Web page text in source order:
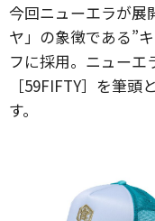
今回ニューエラが展
ヤ」の象徴である”
フに採用。ニューエ
［59FIFTY］を筆
す。